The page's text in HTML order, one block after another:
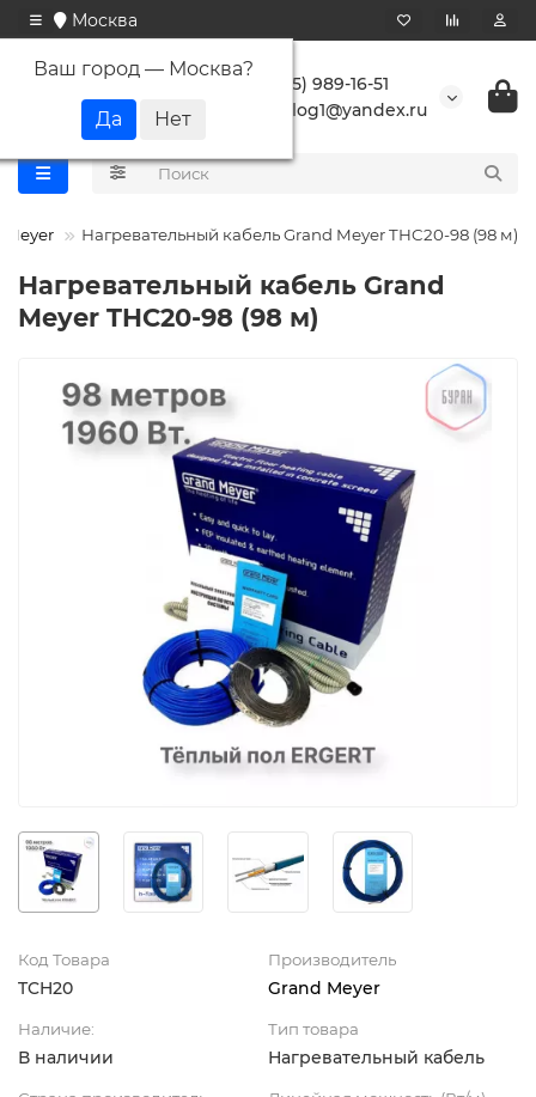
Москва
Ваш город — Москва?
+7 (495) 989-16-51
buranlog1@yandex.ru
Meyer Нагревательный кабель Grand Meyer THC20-98 (98 м)
Нагревательный кабель Grand
Meyer THC20-98 (98 м)
Код Товара
TCH20
Производитель
Grand Meyer
Наличие:
В наличии
Тип товара
Нагревательный кабель